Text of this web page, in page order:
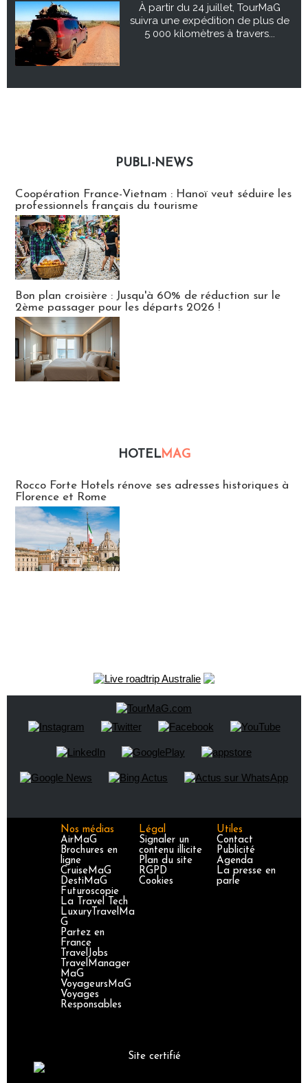
À partir du 24 juillet, TourMaG
suivra une expédition de plus de
5 000 kilomètres à travers...
PUBLI-NEWS
Coopération France-Vietnam : Hanoï veut séduire les
professionnels français du tourisme
Bon plan croisière : Jusqu'à 60% de réduction sur le
2ème passager pour les départs 2026 !
HOTELMAG
Rocco Forte Hotels rénove ses adresses historiques à
Florence et Rome
Nos médias
AirMaG
Brochures en
ligne
CruiseMaG
DestiMaG
Futuroscopie
La Travel Tech
LuxuryTravelMa
G
Partez en
France
TravelJobs
TravelManager
MaG
VoyageursMaG
Voyages
Responsables
Légal
Signaler un
contenu illicite
Plan du site
RGPD
Cookies
Utiles
Contact
Publicité
Agenda
La presse en
parle
Site certifié